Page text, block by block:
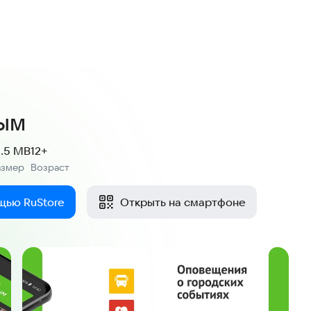
MB
Возраст
12+
RuStore Открыть на смартфоне